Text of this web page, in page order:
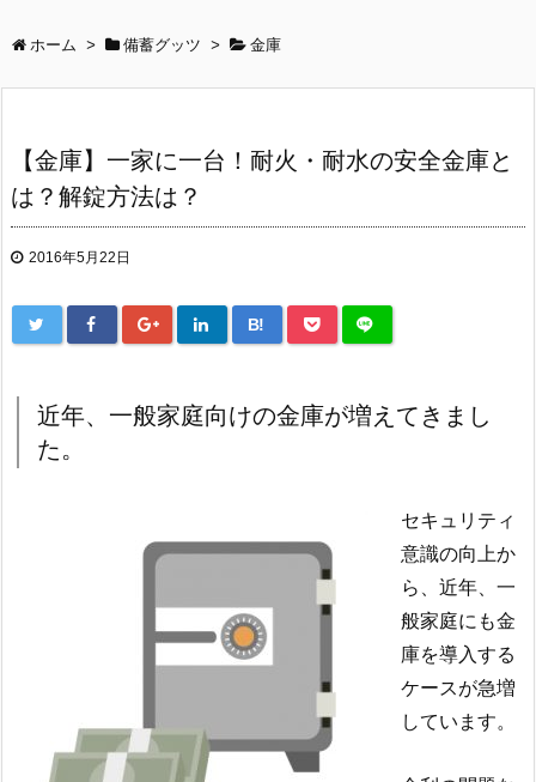
ホーム > 備蓄グッツ > 金庫
【金庫】一家に一台！耐火・耐水の安全金庫と
は？解錠方法は？
2016年5月22日
B!
近年、一般家庭向けの金庫が増えてきまし
た。
セキュリティ
意識の向上か
ら、近年、一
般家庭にも金
庫を導入する
ケースが急増
しています。